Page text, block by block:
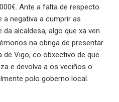
Ante a falta de respecto
negativa a cumprir as
alcaldesa, algo que xa ven
na obriga de presentar
de Vigo, co obxectivo de que
e devolva a os veciños o
polo goberno local.